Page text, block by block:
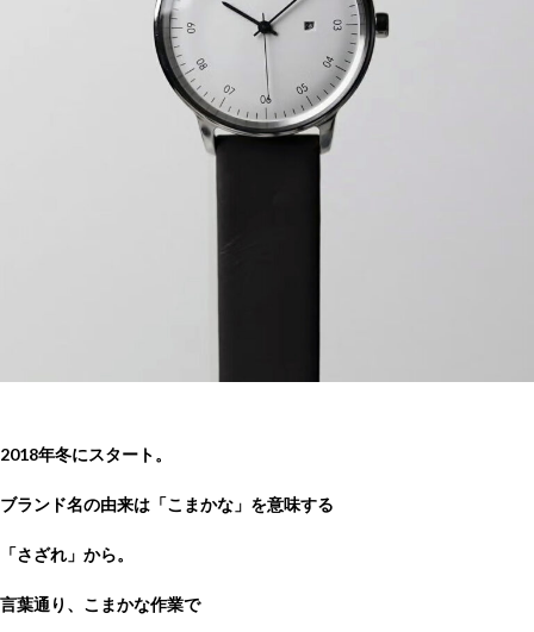
2018年冬にスタート。
ブランド名の由来は「こまかな」を意味する
「さざれ」から。
言葉通り、こまかな作業で